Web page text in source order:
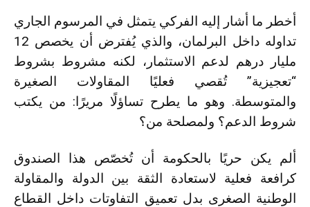
أخطر ما أشار إليه الفركي يتمثل في المرسوم الجاري
تداوله داخل البرلمان، والذي يُفترض أن يخصص 12
مليار درهم لدعم الاستثمار، لكنه مشروط بشروط
“تعجيزية” تُقصي فعليًا المقاولات الصغيرة
والمتوسطة. وهو ما يطرح تساؤلًا مريرًا: من يكتب
شروط الدعم؟ ولمصلحة من؟
ألم يكن حريًا بالحكومة أن تُخصّص هذا الصندوق
كرافعة فعلية لاستعادة الثقة بين الدولة والمقاولة
الوطنية الصغرى بدل تعميق التفاوتات داخل القطاع